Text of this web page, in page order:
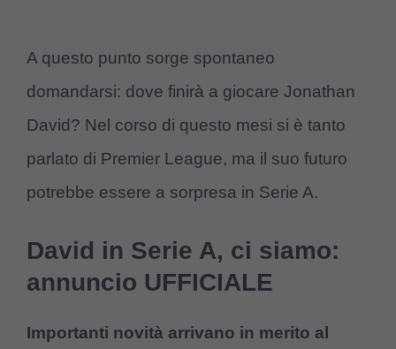
A questo punto sorge spontaneo
domandarsi: dove finirà a giocare Jonathan
David? Nel corso di questo mesi si è tanto
parlato di Premier League, ma il suo futuro
potrebbe essere a sorpresa in Serie A.
David in Serie A, ci siamo:
annuncio UFFICIALE
Importanti novità arrivano in merito al